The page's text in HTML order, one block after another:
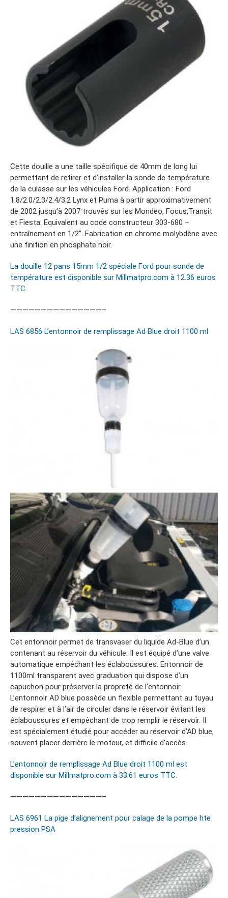
Cette douille a une taille spécifique de 40mm de long lui
permettant de retirer et d’installer la sonde de température
de la culasse sur les véhicules Ford. Application : Ford
1.8/2.0/2.3/2.4/3.2 Lynx et Puma à partir approximativement
de 2002 jusqu’à 2007 trouvés sur les Mondeo, Focus,Transit
et Fiesta. Equivalent au code constructeur 303-680 –
entraînement en 1/2″. Fabrication en chrome molybdène avec
une finition en phosphate noir.
La douille 12 pans 15mm 1/2 spéciale Ford pour sonde de
température est disponible sur Millmatpro.com à 12.36 euros
TTC.
———————————————–
LAS 6856 L’entonnoir de remplissage Ad Blue droit 1100 ml
Cet entonnoir permet de transvaser du liquide Ad-Blue d’un
contenant au réservoir du véhicule. Il est équipé d’une valve
automatique empêchant les éclaboussures. Entonnoir de
1100ml transparent avec graduation qui dispose d’un
capuchon pour préserver la propreté de l’entonnoir.
L’entonnoir AD blue possède un flexible permettant au tuyau
de respirer et à l’air de circuler dans le réservoir évitant les
éclaboussures et empêchant de trop remplir le réservoir. Il
est spécialement étudié pour accéder au réservoir d’AD blue,
souvent placer derrière le moteur, et difficile d’accès.
L’entonnoir de remplissage Ad Blue droit 1100 ml est
disponible sur Millmatpro.com à 33.61 euros TTC.
———————————————–
LAS 6961 La pige d’alignement pour calage de la pompe hte
pression PSA